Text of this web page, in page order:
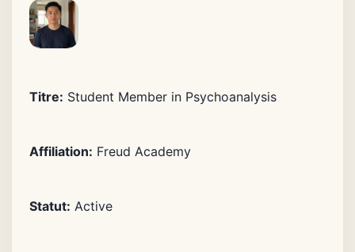
Titre: Student Member in Psychoanalysis
Affiliation: Freud Academy
Statut: Active